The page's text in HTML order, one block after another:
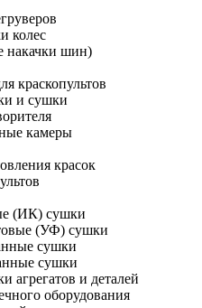
колес
накачки шин)
краскопультов
и сушки
камеры
красок
(ИК) сушки
(УФ) сушки
сушки
сушки
агрегатов и деталей
оборудования